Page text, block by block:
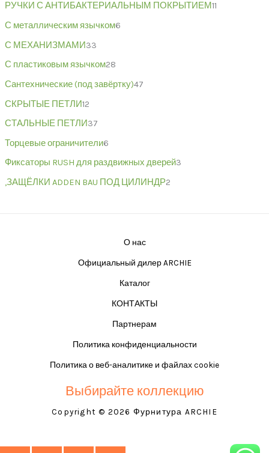
РУЧКИ С АНТИБАКТЕРИАЛЬНЫМ ПОКРЫТИЕМ11
С металлическим язычком6
С МЕХАНИЗМАМИ33
С пластиковым язычком28
Сантехнические (под завёртку)47
СКРЫТЫЕ ПЕТЛИ12
СТАЛЬНЫЕ ПЕТЛИ37
Торцевые ограничители6
Фиксаторы RUSH для раздвижных дверей3
,ЗАЩЁЛКИ ADDEN BAU ПОД ЦИЛИНДР2
О нас
Официальный дилер ARCHIE
Каталог
КОНТАКТЫ
Партнерам
Политика конфиденциальности
Политика о веб-аналитике и файлах cookie
Выбирайте коллекцию
Copyright © 2026 Фурнитура ARCHIE